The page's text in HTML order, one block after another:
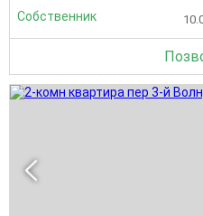
Собственник